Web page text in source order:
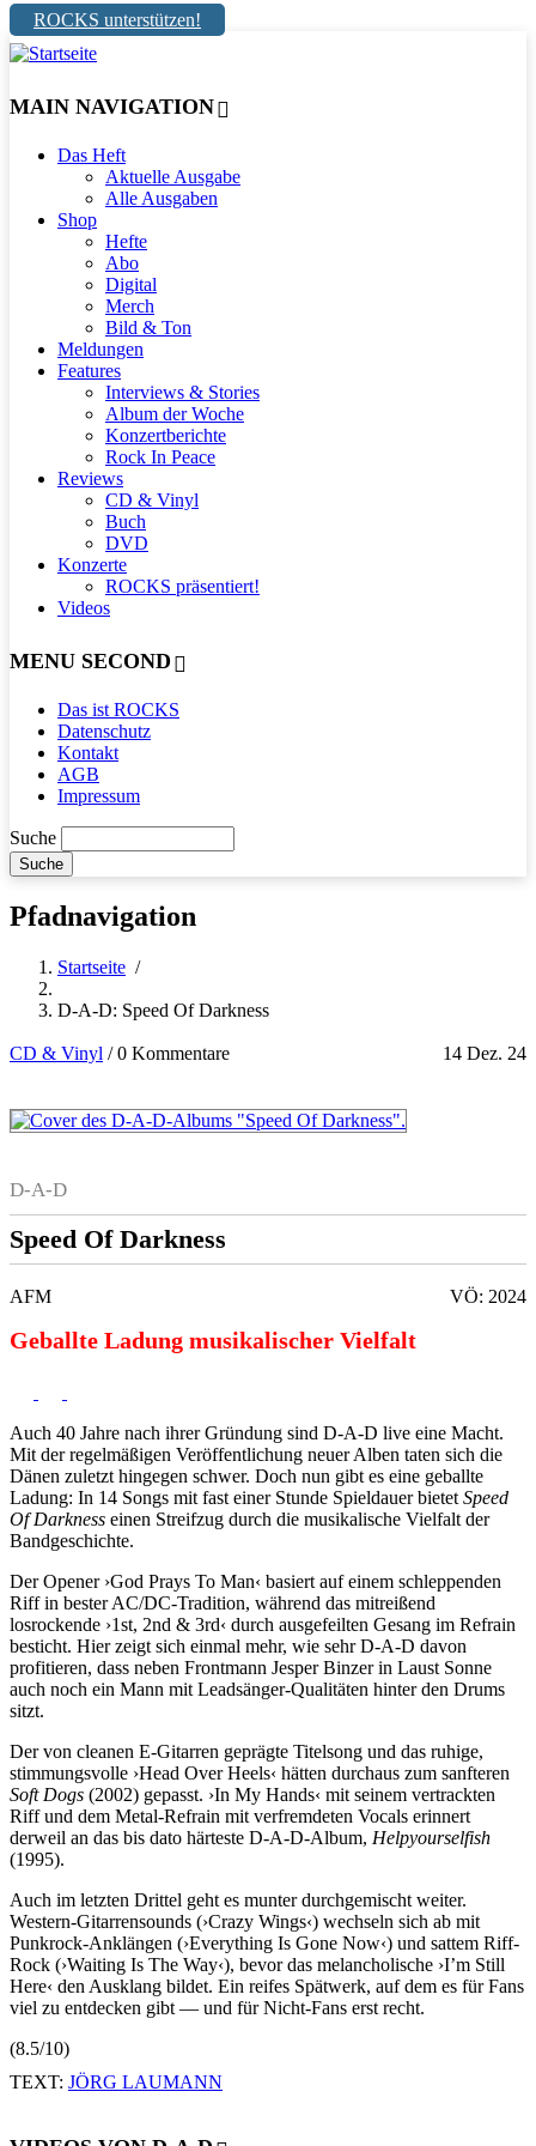
ROCKS unterstützen!
MAIN NAVIGATION
Das Heft
Aktuelle Ausgabe
Alle Ausgaben
Shop
Hefte
Abo
Digital
Merch
Bild & Ton
Meldungen
Features
Interviews & Stories
Album der Woche
Konzertberichte
Rock In Peace
Reviews
CD & Vinyl
Buch
DVD
Konzerte
ROCKS präsentiert!
Videos
MENU SECOND
Das ist ROCKS
Datenschutz
Kontakt
AGB
Impressum
Suche
Pfadnavigation
Startseite /
D-A-D: Speed Of Darkness
CD & Vinyl 14 Dez. 24
/0 Kommentare
D-A-D
Speed Of Darkness
AFM VÖ: 2024
Geballte Ladung musikalischer Vielfalt
Auch 40 Jahre nach ihrer Gründung sind D-A-D live eine Macht.
Mit der regelmäßigen Veröffentlichung neuer Alben taten sich die
Dänen zuletzt hingegen schwer. Doch nun gibt es eine geballte
Ladung: In 14 Songs mit fast einer Stunde Spieldauer bietet Speed
Of Darkness einen Streifzug durch die musikalische Vielfalt der
Bandgeschichte.
Der Opener ›God Prays To Man‹ basiert auf einem schleppenden
Riff in bester AC/DC-Tradition, während das mitreißend
losrockende ›1st, 2nd & 3rd‹ durch ausgefeilten Gesang im Refrain
besticht. Hier zeigt sich einmal mehr, wie sehr D-A-D davon
profitieren, dass neben Frontmann Jesper Binzer in Laust Sonne
auch noch ein Mann mit Leadsänger-Qualitäten hinter den Drums
sitzt.
Der von cleanen E-Gitarren geprägte Titelsong und das ruhige,
stimmungsvolle ›Head Over Heels‹ hätten durchaus zum sanfteren
Soft Dogs (2002) gepasst. ›In My Hands‹ mit seinem vertrackten
Riff und dem Metal-Refrain mit verfremdeten Vocals erinnert
derweil an das bis dato härteste D-A-D-Album, Helpyourselfish
(1995).
Auch im letzten Drittel geht es munter durchgemischt weiter.
Western-Gitarrensounds (›Crazy Wings‹) wechseln sich ab mit
Punkrock-Anklängen (›Everything Is Gone Now‹) und sattem Riff-
Rock (›Waiting Is The Way‹), bevor das melancholische ›I’m Still
Here‹ den Ausklang bildet. Ein reifes Spätwerk, auf dem es für Fans
viel zu entdecken gibt — und für Nicht-Fans erst recht.
(8.5/10)
TEXT: JÖRG LAUMANN